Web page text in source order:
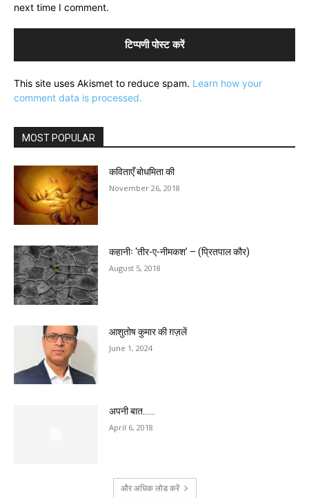
next time I comment.
This site uses Akismet to reduce spam. Learn how your
comment data is processed.
MOST POPULAR
कविताएँ बोधमिता की
November 26, 2018
कहानीः ‘तीर-ए-नीमकश’ – (प्रितपाल कौर)
August 5, 2018
आशुतोष कुमार की ग़ज़लें
June 1, 2024
अपनी बात……
April 6, 2018
और अधिक लोड करें